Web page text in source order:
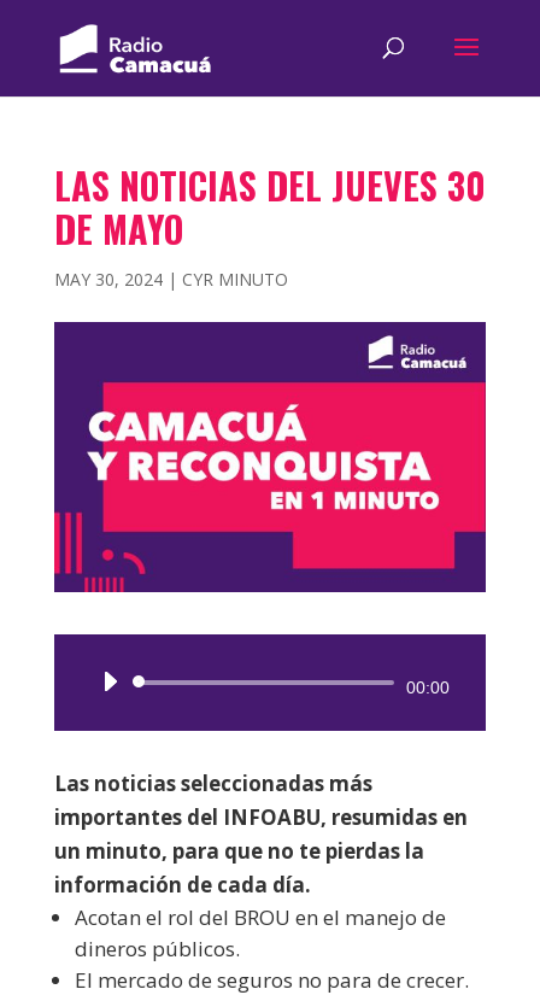
LAS NOTICIAS DEL JUEVES 30
DE MAYO
MAY 30, 2024| CYR MINUTO
Reproductor
00:00
Las noticias seleccionadas más
importantes del INFOABU, resumidas en
un minuto, para que no te pierdas la
información de cada día.
Acotan el rol del BROU en el manejo de
dineros públicos.
El mercado de seguros no para de crecer.